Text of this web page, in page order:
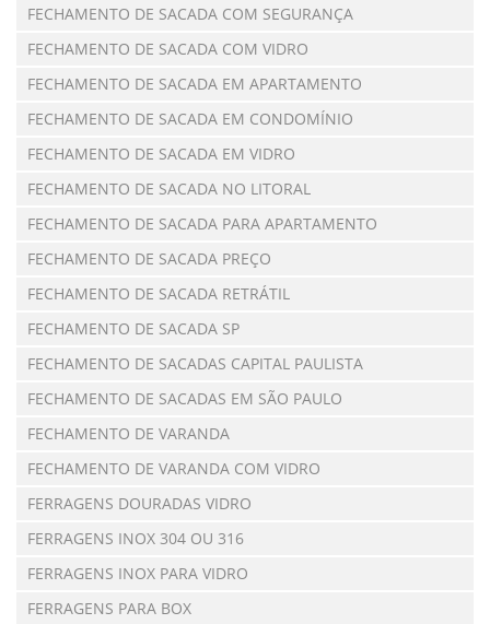
FECHAMENTO DE SACADA COM SEGURANÇA
FECHAMENTO DE SACADA COM VIDRO
FECHAMENTO DE SACADA EM APARTAMENTO
FECHAMENTO DE SACADA EM CONDOMÍNIO
FECHAMENTO DE SACADA EM VIDRO
FECHAMENTO DE SACADA NO LITORAL
FECHAMENTO DE SACADA PARA APARTAMENTO
FECHAMENTO DE SACADA PREÇO
FECHAMENTO DE SACADA RETRÁTIL
FECHAMENTO DE SACADA SP
FECHAMENTO DE SACADAS CAPITAL PAULISTA
FECHAMENTO DE SACADAS EM SÃO PAULO
FECHAMENTO DE VARANDA
FECHAMENTO DE VARANDA COM VIDRO
FERRAGENS DOURADAS VIDRO
FERRAGENS INOX 304 OU 316
FERRAGENS INOX PARA VIDRO
FERRAGENS PARA BOX